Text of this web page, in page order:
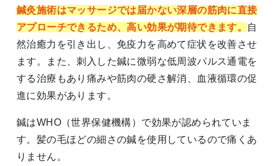
鍼灸施術はマッサージでは届かない深層の筋肉に直接
アプローチできるため、高い効果が期待できます。
自
然治癒力を引き出し、免疫力を高めて症状を改善させ
ます。また、刺入した鍼に微弱な低周波パルス通電を
する治療もあり痛みや筋肉の硬さ解消、血液循環の促
進に効果があります。
鍼はWHO（世界保健機構）で効果が認められていま
す。髪の毛ほどの細さの鍼を使用しているので痛くあ
りません。